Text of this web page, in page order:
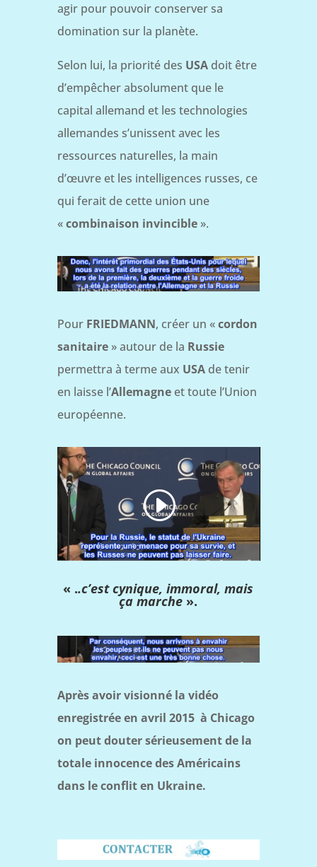
agir pour pouvoir conserver sa
domination sur la planète.
Selon lui, la priorité des USAdoit être
d’empêcher absolument que le
capital allemand et les technologies
allemandes s’unissent avec les
ressources naturelles, la main
d’œuvre et les intelligences russes, ce
qui ferait de cette union une
«combinaison invincible».
Pour FRIEDMANN, créer un «cordon
sanitaire» autour de la Russie
permettra à terme aux USAde tenir
en laisse l’Allemagneet toute l’Union
européenne.
« ..c’est cynique, immoral, mais
ça marche ».
Après avoir visionné la vidéo
enregistrée en avril 2015 à Chicago
on peut douter sérieusement de la
totale innocence des Américains
dans le conflit en Ukraine.